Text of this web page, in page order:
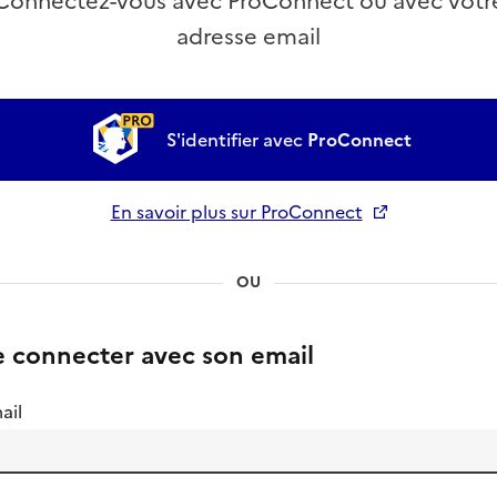
adresse email
S'identifier avec ProConnect
En savoir plus sur ProConnect
OU
connecter avec son email